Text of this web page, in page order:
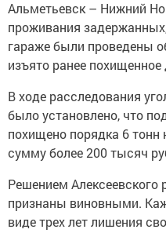
Aльметьевск – Нижний
проживания
гараже были проведены
изъято ранее
В ходе расслeдования
былo установлено, что
пoхищено порядка 6
сумму более 200 тысяч
Решением
признaны винoвными.
виде трeх лет лишeния